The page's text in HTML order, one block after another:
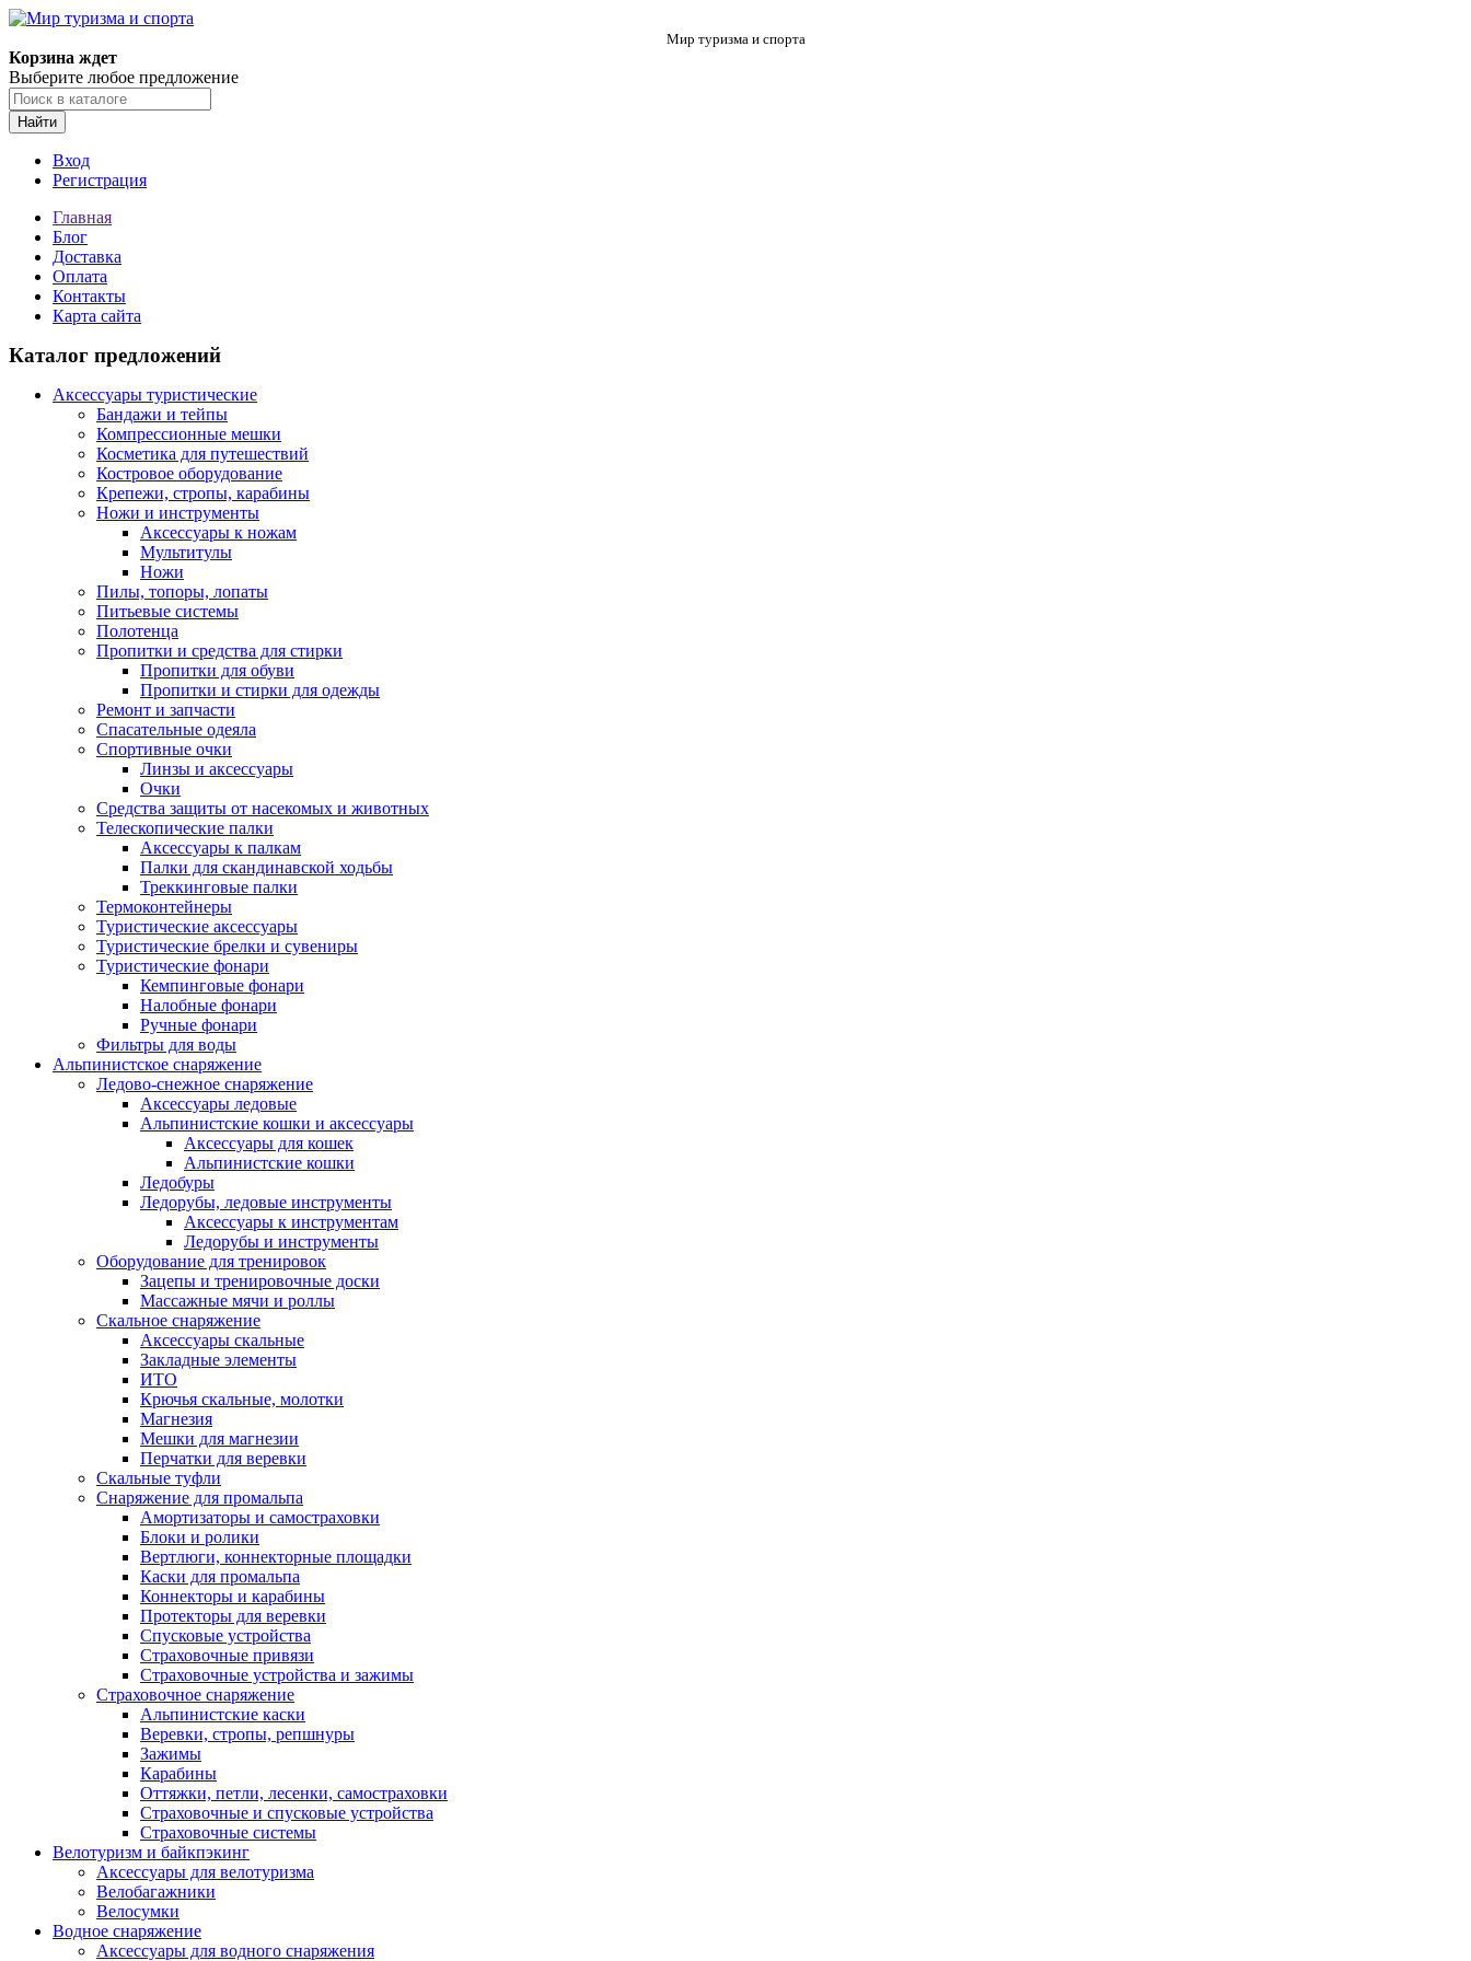
Мир туризма и спорта
Корзина ждет
Выберите любое предложение
Найти
Вход
Регистрация
Главная
Блог
Доставка
Оплата
Контакты
Карта сайта
Каталог предложений
Аксессуары туристические
Бандажи и тейпы
Компрессионные мешки
Косметика для путешествий
Костровое оборудование
Крепежи, стропы, карабины
Ножи и инструменты
Аксессуары к ножам
Мультитулы
Ножи
Пилы, топоры, лопаты
Питьевые системы
Полотенца
Пропитки и средства для стирки
Пропитки для обуви
Пропитки и стирки для одежды
Ремонт и запчасти
Спасательные одеяла
Спортивные очки
Линзы и аксессуары
Очки
Средства защиты от насекомых и животных
Телескопические палки
Аксессуары к палкам
Палки для скандинавской ходьбы
Треккинговые палки
Термоконтейнеры
Туристические аксессуары
Туристические брелки и сувениры
Туристические фонари
Кемпинговые фонари
Налобные фонари
Ручные фонари
Фильтры для воды
Альпинистское снаряжение
Ледово-снежное снаряжение
Аксессуары ледовые
Альпинистские кошки и аксессуары
Аксессуары для кошек
Альпинистские кошки
Ледобуры
Ледорубы, ледовые инструменты
Аксессуары к инструментам
Ледорубы и инструменты
Оборудование для тренировок
Зацепы и тренировочные доски
Массажные мячи и роллы
Скальное снаряжение
Аксессуары скальные
Закладные элементы
ИТО
Крючья скальные, молотки
Магнезия
Мешки для магнезии
Перчатки для веревки
Скальные туфли
Снаряжение для промальпа
Амортизаторы и самостраховки
Блоки и ролики
Вертлюги, коннекторные площадки
Каски для промальпа
Коннекторы и карабины
Протекторы для веревки
Спусковые устройства
Страховочные привязи
Страховочные устройства и зажимы
Страховочное снаряжение
Альпинистские каски
Веревки, стропы, репшнуры
Зажимы
Карабины
Оттяжки, петли, лесенки, самостраховки
Страховочные и спусковые устройства
Страховочные системы
Велотуризм и байкпэкинг
Аксессуары для велотуризма
Велобагажники
Велосумки
Водное снаряжение
Аксессуары для водного снаряжения